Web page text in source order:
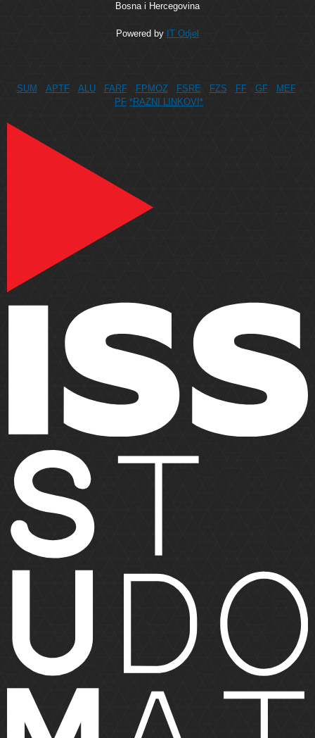
Bosna i Hercegovina
Powered by IT Odjel
SUM APTF ALU FARF FPMOZ FSRE FZS FF GF
MEF
PF *RAZNI LINKOVI*